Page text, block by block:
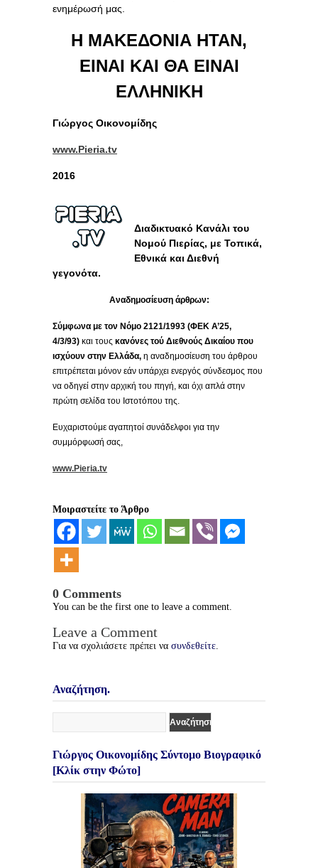
ενημέρωσή μας.
Η ΜΑΚΕΔΟΝΙΑ ΗΤΑΝ,
ΕΙΝΑΙ ΚΑΙ ΘΑ ΕΙΝΑΙ
ΕΛΛΗΝΙΚΗ
Γιώργος Οικονομίδης
www.Pieria.tv
2016
Διαδικτυακό Κανάλι του
Νομού Πιερίας, με Τοπικά,
Εθνικά και Διεθνή
γεγονότα.
Αναδημοσίευση άρθρων:
Σύμφωνα με τον Νόμο 2121/1993 (ΦΕΚ Α’25,
4/3/93) και τους κανόνες τού Διεθνούς Δικαίου που
ισχύουν στην Ελλάδα, η αναδημοσίευση του άρθρου
επιτρέπεται μόνον εάν υπάρχει ενεργός σύνδεσμος που
να οδηγεί στην αρχική του πηγή, και όχι απλά στην
πρώτη σελίδα του Ιστοτόπου της.
Ευχαριστούμε αγαπητοί συνάδελφοι για την
συμμόρφωσή σας,
www.Pieria.tv
Μοιραστείτε το Άρθρο
0 Comments
You can be the first one to leave a comment.
Leave a Comment
Για να σχολιάσετε πρέπει να συνδεθείτε
Αναζήτηση.
Γιώργος Οικονομίδης Σύντομο Βιογραφικό
[Κλίκ στην Φώτο]